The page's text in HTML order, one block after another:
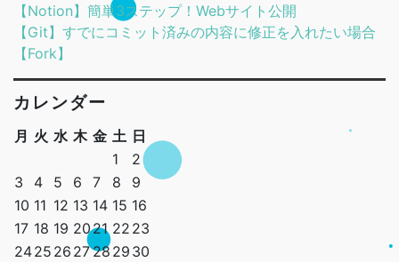
【Notion】簡単3ステップ！Webサイト公開
【Git】すでにコミット済みの内容に修正を入れたい場合
【Fork】
カレンダー
月 火 水 木 金 土 日
1
2
3
4 5 6 7 8
9
10 11 12 13 14 15 16
17 18 19 2021 22 23
2425 26 2728 29 30